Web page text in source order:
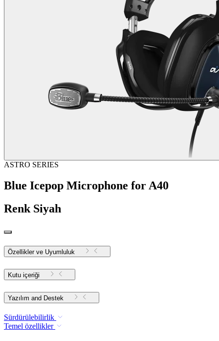
ASTRO SERIES
Blue Icepop Microphone for A40
Renk Siyah
Özellikler ve Uyumluluk
Kutu içeriği
Yazılım and Destek
Sürdürülebilirlik
Temel özellikler